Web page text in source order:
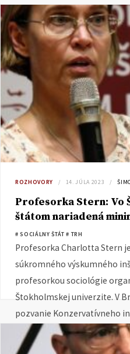
ROZHOVORY 14. JÚLA 2023
Profesorka Stern: Vo
štátom nariadená
# SOCIÁLNY ŠTÁT # TRH
Profesorka Charlotta Stern
súkromného výskumného
profesorkou sociológie
Štokholmskej univerzite. V
pozvanie Konzervatívneho
ako skutočne funguje